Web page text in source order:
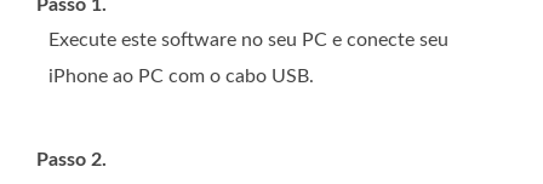
Passo 1.
Execute este software no seu PC e conecte seu
iPhone ao PC com o cabo USB.
Passo 2.